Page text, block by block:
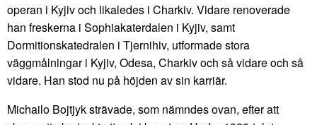
operan i Kyjiv och likaledes i Charkiv. Vidare renoverade
han freskerna i Sophiakaterdalen i Kyjiv, samt
Dormitionskatedralen i Tjernihiv, utformade stora
väggmålningar i Kyjiv, Odesa, Charkiv och så vidare och så
vidare. Han stod nu på höjden av sin karriär.
Michailo Bojtjyk strävade, som nämndes ovan, efter att